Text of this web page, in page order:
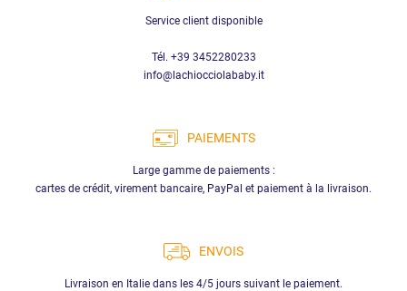
Service client disponible
Tél. +39 3452280233
info@lachiocciolababy.it
PAIEMENTS
Large gamme de paiements :
cartes de crédit, virement bancaire, PayPal et paiement à la livraison.
ENVOIS
Livraison en Italie dans les 4/5 jours suivant le paiement.